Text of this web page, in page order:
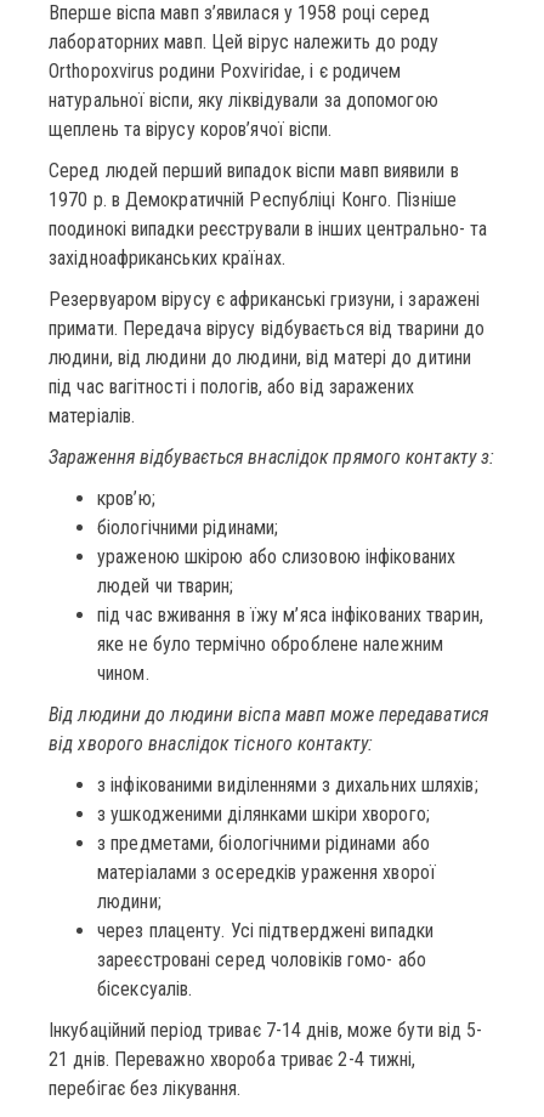
Вперше віспа мавп з’явилася у 1958 році серед
лабораторних мавп. Цей вірус належить до роду
Orthopoxvirus родини Poxviridae, і є родичем
натуральної віспи, яку ліквідували за допомогою
щеплень та вірусу коров’ячої віспи.
Серед людей перший випадок віспи мавп виявили в
1970 р. в Демократичній Республіці Конго. Пізніше
поодинокі випадки реєстрували в інших центрально- та
західноафриканських країнах.
Резервуаром вірусу є африканські гризуни, і заражені
примати. Передача вірусу відбувається від тварини до
людини, від людини до людини, від матері до дитини
під час вагітності і пологів, або від заражених
матеріалів.
Зараженнявідбувається внаслідокпрямого контакту з:
кров’ю;
біологічними рідинами;
ураженою шкірою або слизовою інфікованих
людей чи тварин;
під час вживання в їжу м’яса інфікованих тварин,
яке не було термічно оброблене належним
чином.
Від людини до людини віспа мавп може передаватися
від хворого внаслідок тісного контакту:
з інфікованими виділеннями з дихальних шляхів;
з ушкодженими ділянками шкіри хворого;
з предметами, біологічними рідинами або
матеріалами з осередків ураження хворої
людини;
через плаценту. Усі підтверджені випадки
зареєстровані серед чоловіків гомо- або
бісексуалів.
Інкубаційний період триває 7-14 днів, може бути від 5-
21 днів. Переважно хвороба триває 2-4 тижні,
перебігає без лікування.